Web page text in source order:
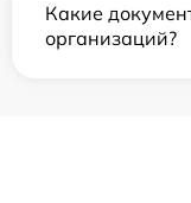
Какие
организаций?